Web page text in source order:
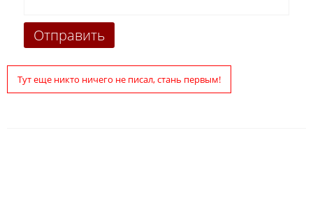
Тут еще никто ничего не писал, стань первым!